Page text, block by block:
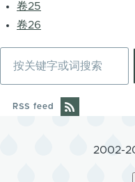
卷25
卷26
RSS feed
2002-